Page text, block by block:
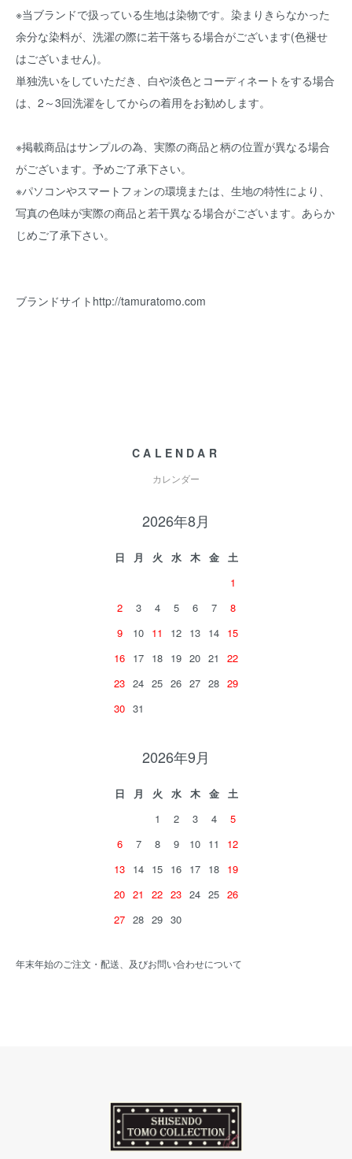
※当ブランドで扱っている生地は染物です。染まりきらなかった
余分な染料が、洗濯の際に若干落ちる場合がございます(色褪せ
はございません)。
単独洗いをしていただき、白や淡色とコーディネートをする場合
は、2～3回洗濯をしてからの着用をお勧めします。
※掲載商品はサンプルの為、実際の商品と柄の位置が異なる場合
がございます。予めご了承下さい。
※パソコンやスマートフォンの環境または、生地の特性により、
写真の色味が実際の商品と若干異なる場合がございます。あらか
じめご了承下さい。
ブランドサイト http://tamuratomo.com
CALENDAR
カレンダー
2026年8月
日 月 火 水 木 金
土
1
2
3 4 5 6 7
8
9
10 11 12 13 14 15
16 17 18 19 20 21
22
23 24 25 26 27 28 29
30 31
2026年9月
日 月 火 水 木 金
土
1
2 3 4
5
6
7 8 9 10 11
12
13 14 15 16 17 18 19
20 21 22 23 24 25 26
27 28 29 30
年末年始のご注文・配送、及びお問い合わせについて